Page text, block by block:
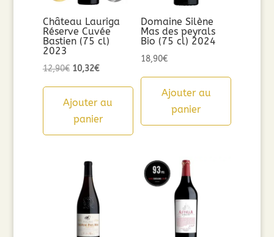
Château Lauriga
Réserve Cuvée
Bastien (75 cl)
2023
12,90€ Le
initial
était :
10,32€Le
actuel
est :
Ajouter au
panier
Domaine Silène
Mas des peyrals
Bio (75 cl) 2024
18,90€
Ajouter au
panier